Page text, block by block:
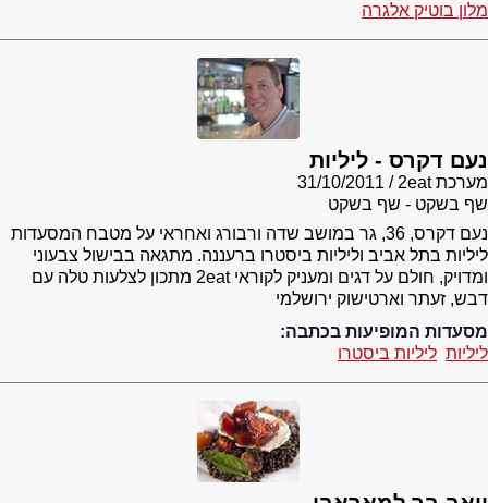
מלון בוטיק אלגרה
נעם דקרס - ליליות
מערכת 2eat
31/10/2011
שף בשקט - שף בשקט
נעם דקרס, 36, גר במושב שדה ורבורג ואחראי על מטבח המסעדות
ליליות בתל אביב וליליות ביסטרו ברעננה. מתגאה בבישול צבעוני
ומדויק, חולם על דגים ומעניק לקוראי 2eat מתכון לצלעות טלה עם
דבש, זעתר וארטישוק ירושלמי
מסעדות המופיעות בכתבה:
ליליות ליליות ביסטרו